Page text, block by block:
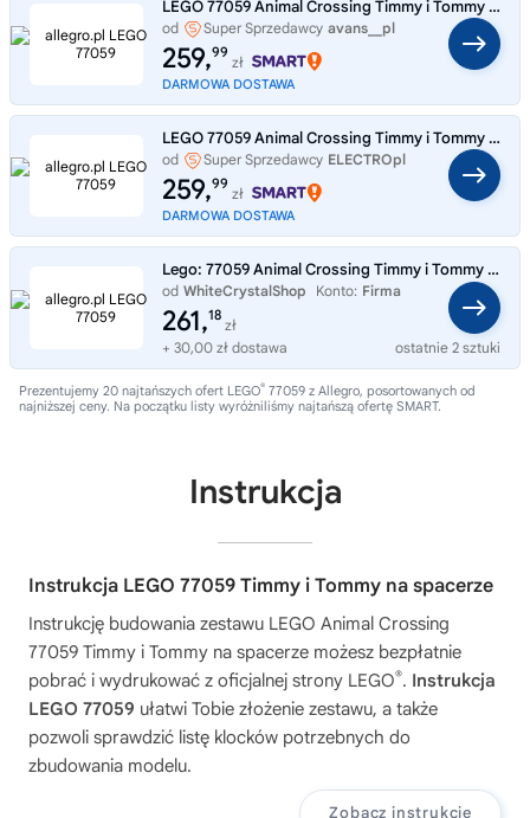
LEGO 77059 Animal Crossing Timmy i Tommy na spacerze
od Super Sprzedawcy avans__pl
259,99
zł
DARMOWA DOSTAWA
LEGO 77059 Animal Crossing Timmy i Tommy na spacerze
od Super Sprzedawcy ELECTROpl
259,99
zł
DARMOWA DOSTAWA
Lego: 77059 Animal Crossing Timmy i Tommy wesoły k
od WhiteCrystalShop Konto: Firma
261,18
zł
+ 30,00 zł dostawa
ostatnie 2 sztuki
Prezentujemy 20 najtańszych ofert LEGO® 77059 z Allegro, posortowanych od
najniższej ceny. Na początku listy wyróżniliśmy najtańszą ofertę SMART.
Instrukcja
Instrukcja LEGO 77059 Timmy i Tommy na spacerze
Instrukcję budowania zestawu LEGO Animal Crossing
77059 Timmy i Tommy na spacerze możesz bezpłatnie
pobrać i wydrukować z oficjalnej strony LEGO®. Instrukcja
LEGO 77059 ułatwi Tobie złożenie zestawu, a także
pozwoli sprawdzić listę klocków potrzebnych do
zbudowania modelu.
Zobacz instrukcję